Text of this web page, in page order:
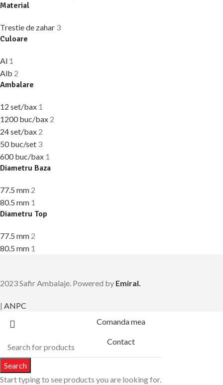
Material
Trestie de zahar 3
Culoare
Al 1
Alb 2
Ambalare
12 set/bax 1
1200 buc/bax 2
24 set/bax 2
50 buc/set 3
600 buc/bax 1
Diametru Baza
77.5 mm 2
80.5 mm 1
Diametru Top
77.5 mm 2
80.5 mm 1
2023 Safir Ambalaje. Powered by Emiral.
| ANPC
Search
Start typing to see products you are looking for.
Comanda mea
Contact